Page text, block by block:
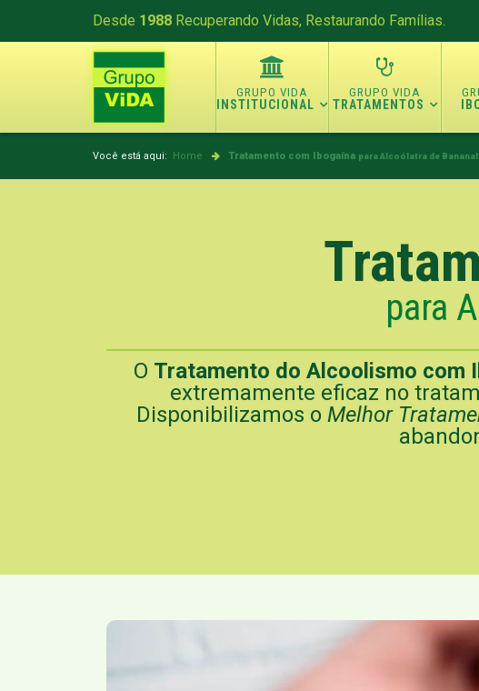
Desde 1988 Recuperando Vidas, Restaurando Famílias.
INSTITUCIONAL TRATAMENTOS
Você está aqui: Home Tratamento com Ibogaína para Alcoólatra de Bananal
para
O Tratamento do Alcoolismo com
extremamente eficaz no
Disponibilizamos o Melhor